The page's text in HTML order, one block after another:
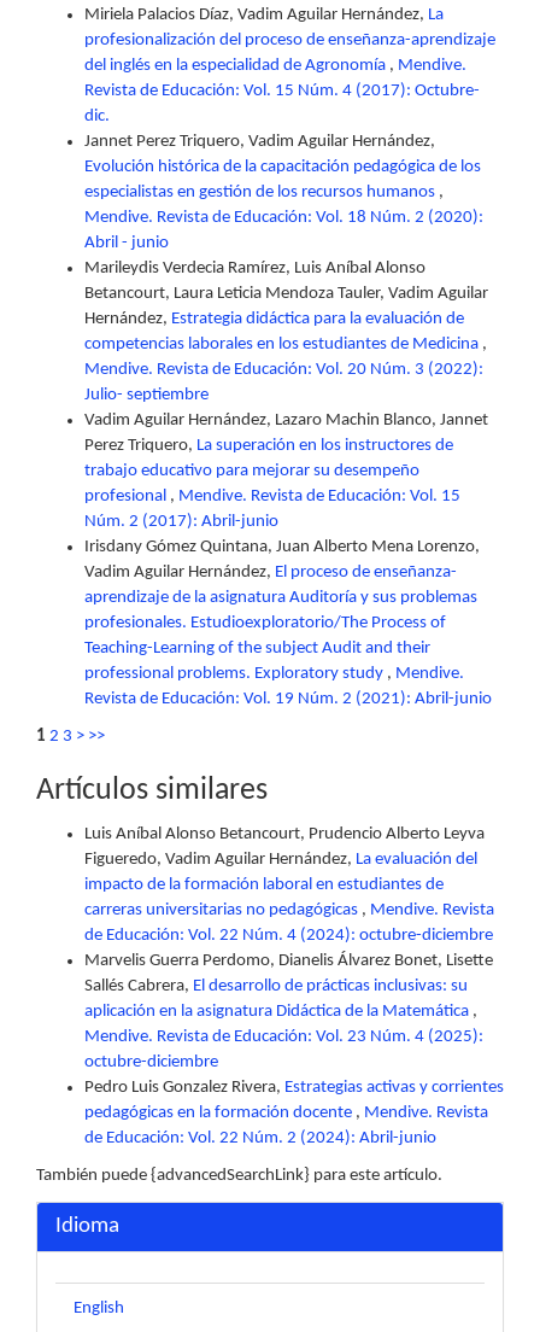
Miriela Palacios Díaz, Vadim Aguilar Hernández, La
profesionalización del proceso de enseñanza-aprendizaje
del inglés en la especialidad de Agronomía , Mendive.
Revista de Educación: Vol. 15 Núm. 4 (2017): Octubre-
dic.
Jannet Perez Triquero, Vadim Aguilar Hernández,
Evolución histórica de la capacitación pedagógica de los
especialistas en gestión de los recursos humanos ,
Mendive. Revista de Educación: Vol. 18 Núm. 2 (2020):
Abril - junio
Marileydis Verdecia Ramírez, Luis Aníbal Alonso
Betancourt, Laura Leticia Mendoza Tauler, Vadim Aguilar
Hernández, Estrategia didáctica para la evaluación de
competencias laborales en los estudiantes de Medicina ,
Mendive. Revista de Educación: Vol. 20 Núm. 3 (2022):
Julio- septiembre
Vadim Aguilar Hernández, Lazaro Machin Blanco, Jannet
Perez Triquero, La superación en los instructores de
trabajo educativo para mejorar su desempeño
profesional , Mendive. Revista de Educación: Vol. 15
Núm. 2 (2017): Abril-junio
Irisdany Gómez Quintana, Juan Alberto Mena Lorenzo,
Vadim Aguilar Hernández, El proceso de enseñanza-
aprendizaje de la asignatura Auditoría y sus problemas
profesionales. Estudioexploratorio/The Process of
Teaching-Learning of the subject Audit and their
professional problems. Exploratory study , Mendive.
Revista de Educación: Vol. 19 Núm. 2 (2021): Abril-junio
1 2 3 > >>
Artículos similares
Luis Aníbal Alonso Betancourt, Prudencio Alberto Leyva
Figueredo, Vadim Aguilar Hernández, La evaluación del
impacto de la formación laboral en estudiantes de
carreras universitarias no pedagógicas , Mendive. Revista
de Educación: Vol. 22 Núm. 4 (2024): octubre-diciembre
Marvelis Guerra Perdomo, Dianelis Álvarez Bonet, Lisette
Sallés Cabrera, El desarrollo de prácticas inclusivas: su
aplicación en la asignatura Didáctica de la Matemática ,
Mendive. Revista de Educación: Vol. 23 Núm. 4 (2025):
octubre-diciembre
Pedro Luis Gonzalez Rivera, Estrategias activas y corrientes
pedagógicas en la formación docente , Mendive. Revista
de Educación: Vol. 22 Núm. 2 (2024): Abril-junio
También puede {advancedSearchLink} para este artículo.
Idioma
English